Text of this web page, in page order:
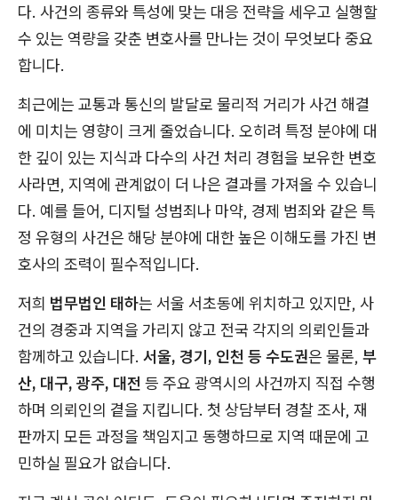
다. 사건의 종류와 특성에 맞는 대응 전략을 세우고 실행할
수 있는 역량을 갖춘 변호사를 만나는 것이 무엇보다 중요
합니다.
최근에는 교통과 통신의 발달로 물리적 거리가 사건 해결
에 미치는 영향이 크게 줄었습니다. 오히려 특정 분야에 대
한 깊이 있는 지식과 다수의 사건 처리 경험을 보유한 변호
사라면, 지역에 관계없이 더 나은 결과를 가져올 수 있습니
다. 예를 들어, 디지털 성범죄나 마약, 경제 범죄와 같은 특
정 유형의 사건은 해당 분야에 대한 높은 이해도를 가진 변
호사의 조력이 필수적입니다.
저희 법무법인 태하는 서울 서초동에 위치하고 있지만, 사
건의 경중과 지역을 가리지 않고 전국 각지의 의뢰인들과
함께하고 있습니다. 서울, 경기, 인천 등 수도권은 물론, 부
산, 대구, 광주, 대전 등 주요 광역시의 사건까지 직접 수행
하며 의뢰인의 곁을 지킵니다. 첫 상담부터 경찰 조사, 재
판까지 모든 과정을 책임지고 동행하므로 지역 때문에 고
민하실 필요가 없습니다.